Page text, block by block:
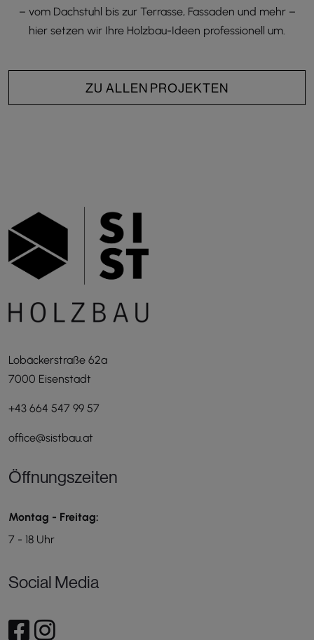
– vom Dachstuhl bis zur Terrasse, Fassaden und mehr –
hier setzen wir Ihre Holzbau-Ideen professionell um.
ZU ALLEN PROJEKTEN
Lobäckerstraße 62a
7000 Eisenstadt
+43 664 547 99 57
office@sistbau.at
Öffnungszeiten
Montag - Freitag:
7 - 18 Uhr
Social Media